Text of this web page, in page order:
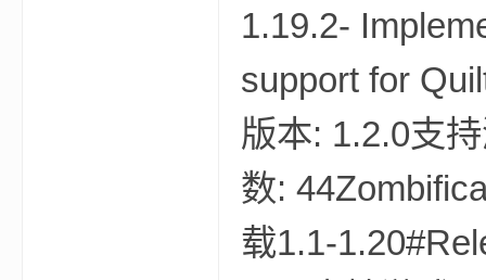
1.19.2-
support for
版本: 1.2.0支
数:
载1.1-